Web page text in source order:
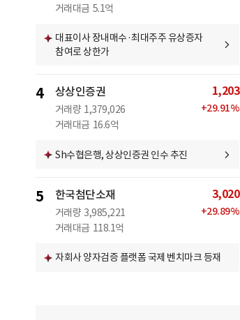
거래대금 5.1억
대표이사 장내매수·최대주주 유상증자
참여로 상한가
4 상상인증권
거래량 1,379,026
거래대금 16.6억
1,203
+29.91%
Sh수협은행, 상상인증권 인수 추진
5 한국첨단소재
거래량 3,985,221
거래대금 118.1억
3,020
+29.89%
자회사 양자검증 플랫폼 국제 벤치마크 등재